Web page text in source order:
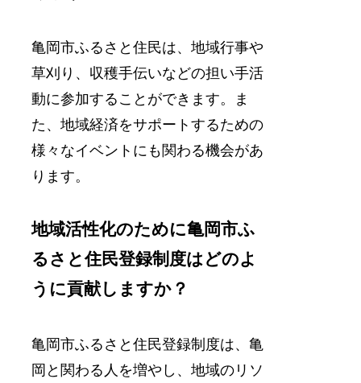
亀岡市ふるさと住民は、地域行事や
草刈り、収穫手伝いなどの担い手活
動に参加することができます。ま
た、地域経済をサポートするための
様々なイベントにも関わる機会があ
ります。
地域活性化のために亀岡市ふ
るさと住民登録制度はどのよ
うに貢献しますか？
亀岡市ふるさと住民登録制度は、亀
岡と関わる人を増やし、地域のリソ